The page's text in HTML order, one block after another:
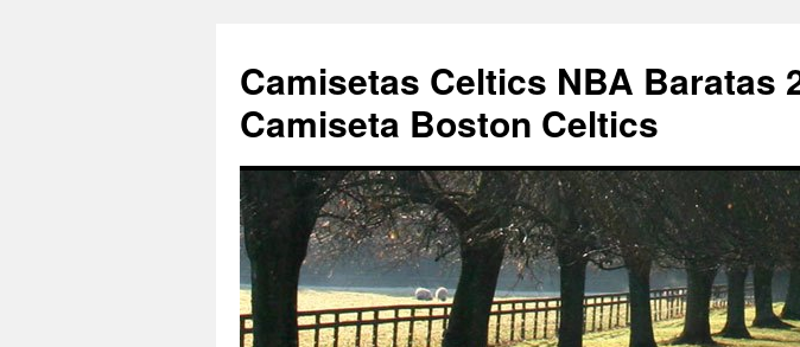
Camisetas Celtics NBA Baratas
Camiseta Boston Celtics